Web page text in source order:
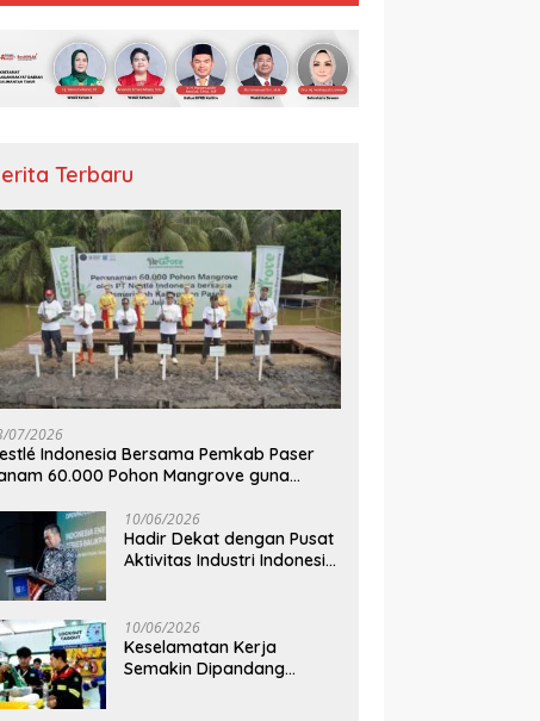
Terbaru
07/2026
Indonesia Bersama Pemkab Paser
60.000 Pohon Mangrove guna
10/06/2026
Hadir Dekat dengan Pusat
Aktivitas Industri Indonesia
Balikpapan
10/06/2026
Keselamatan Kerja
Semakin Dipandang